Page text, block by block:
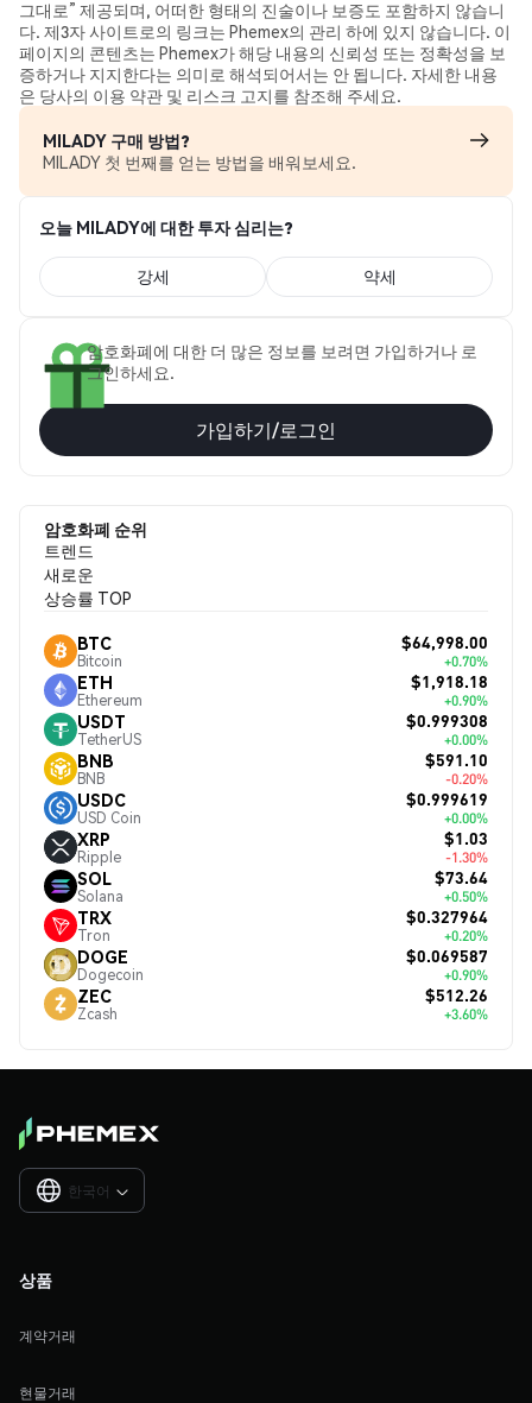
그대로” 제공되며, 어떠한 형태의 진술이나 보증도 포함하지 않습니
다. 제3자 사이트로의 링크는 Phemex의 관리 하에 있지 않습니다. 이
페이지의 콘텐츠는 Phemex가 해당 내용의 신뢰성 또는 정확성을 보
증하거나 지지한다는 의미로 해석되어서는 안 됩니다. 자세한 내용
은 당사의 이용 약관 및 리스크 고지를 참조해 주세요.
MILADY 구매 방법?
MILADY 첫 번째를 얻는 방법을 배워보세요.
오늘 MILADY에 대한 투자 심리는?
강세 약세
암호화폐에 대한 더 많은 정보를 보려면 가입하거나 로
그인하세요.
가입하기/로그인
암호화폐 순위
트렌드
새로운
상승률 TOP
BTC
Bitcoin
$64,998.00
+0.70%
ETH
Ethereum
$1,918.18
+0.90%
USDT
TetherUS
$0.999308
+0.00%
BNB
BNB
$591.10
-0.20%
USDC
USD Coin
$0.999619
+0.00%
XRP
Ripple
$1.03
-1.30%
SOL
Solana
$73.64
+0.50%
TRX
Tron
$0.327964
+0.20%
DOGE
Dogecoin
$0.069587
+0.90%
ZEC
Zcash
$512.26
+3.60%
한국어 
상품
계약거래
현물거래